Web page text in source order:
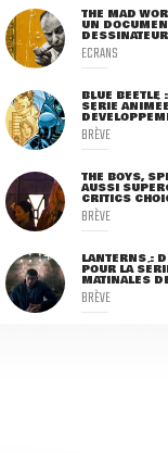
THE MAD
UN
ECRANS
BLUE BEETLE
SÉRIE
BRÈVE
THE BOYS,
AUSSI
CRITICS
BRÈVE
LANTERNS :
POUR LA
MATINALES
BRÈVE